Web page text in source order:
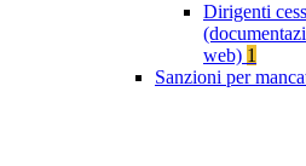
Dirigenti
web) 1
Sanzioni per